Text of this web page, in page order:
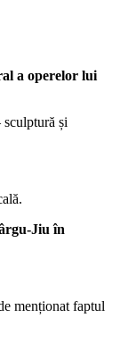
a operelor lui
și
Jiu în
menționat faptul